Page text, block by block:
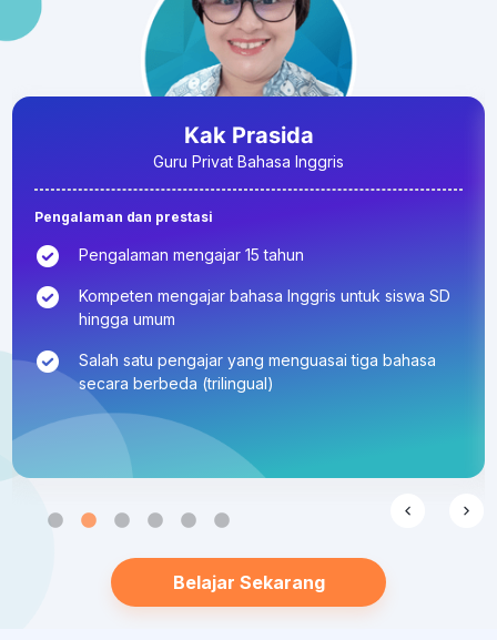
Kak Prasida
Guru Privat Bahasa Inggris
Pengalaman dan prestasi
Pengalaman mengajar 15 tahun
Kompeten mengajar bahasa Inggris untuk siswa SD
hingga umum
Salah satu pengajar yang menguasai tiga bahasa
secara berbeda (trilingual)
Belajar Sekarang